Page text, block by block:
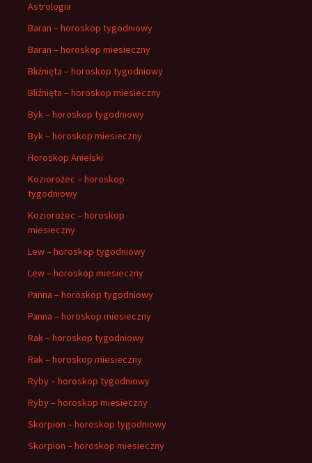
Astrologia
Baran – horoskop tygodniowy
Baran – horoskop miesieczny
Bliźnięta – horoskop tygodniowy
Bliźnięta – horoskop miesieczny
Byk – horoskop tygodniowy
Byk – horoskop miesieczny
Horoskop Anielski
Koziorożec – horoskop
tygodniowy
Koziorożec – horoskop
miesieczny
Lew – horoskop tygodniowy
Lew – horoskop miesieczny
Panna – horoskop tygodniowy
Panna – horoskop miesieczny
Rak – horoskop tygodniowy
Rak – horoskop miesieczny
Ryby – horoskop tygodniowy
Ryby – horoskop miesieczny
Skorpion – horoskop tygodniowy
Skorpion – horoskop miesieczny